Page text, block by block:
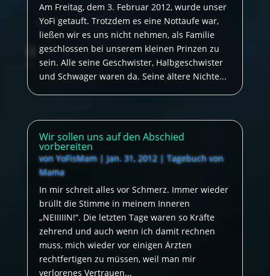
Am Freitag, dem 3. Februar 2012, wurde unser
YoFi getauft. Trotzdem es eine Nottaufe war,
ließen wir es uns nicht nehmen, als Familie
geschlossen bei unserem kleinen Prinzen zu
sein. Alle seine Geschwister, Halbgeschwister
und Schwager waren da. Seine ältere Nichte...
Wir sollen uns auf den Abschied
vorbereiten
vonYoFisMam|Jan. 31, 2012| Tagebuch von
Mama
In mir schreit alles vor Schmerz. Immer wieder
brüllt die Stimme in meinem Inneren
„NEIIIIIN!“. Die letzten Tage waren so Kräfte
zehrend und auch wenn ich damit rechnen
muss, mich wieder vor einigen Ärzten
rechtfertigen zu müssen, weil man mir
verlorenes Vertrauen...